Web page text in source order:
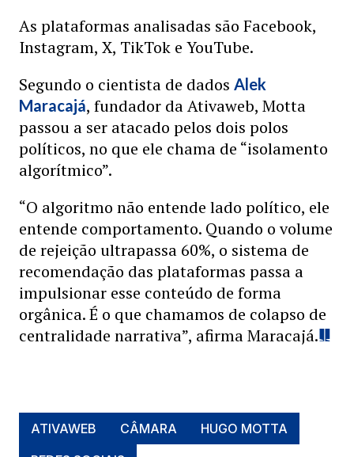
As plataformas analisadas são Facebook,
Instagram, X, TikTok e YouTube.
Segundo o cientista de dados Alek
Maracajá, fundador da Ativaweb, Motta
passou a ser atacado pelos dois polos
políticos, no que ele chama de “isolamento
algorítmico”.
“O algoritmo não entende lado político, ele
entende comportamento. Quando o volume
de rejeição ultrapassa 60%, o sistema de
recomendação das plataformas passa a
impulsionar esse conteúdo de forma
orgânica. É o que chamamos de colapso de
centralidade narrativa”, afirma Maracajá.
ATIVAWEB CÂMARA
HUGO MOTTA